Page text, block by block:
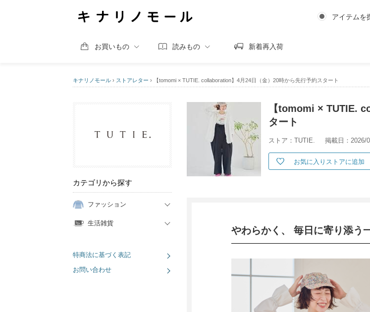
アイテムを
お買いもの 読みもの 新着再入荷
キナリノモール › ストアレター › 【tomomi × TUTIE. collaboration】4月24日（金）20時から先行予約スタート
カテゴリから探す
ファッション
生活雑貨
特商法に基づく表記
お問い合わせ
【tomomi × TUTIE.
タート
ストア：TUTIE. 掲載日：2026/
お気に入りストアに追加
やわらかく、 毎日に寄り添う